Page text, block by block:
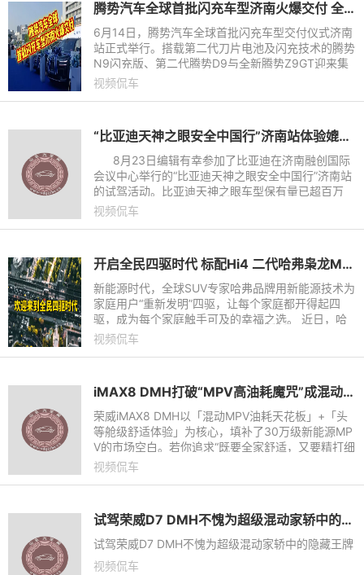
腾势汽车全球首批闪充车型济南火爆交付 全民闪充时代到来
6月14日，腾势汽车全球首批闪充车型交付仪式济南
站正式举行。搭载第二代刀片电池及闪充技术的腾势
N9闪充版、第二代腾势D9与全新腾势Z9GT迎来集
中交付。作为腾势汽车重要生产基地所在地，济南不
视频侃车
“比亚迪天神之眼安全中国行”济南站体验媲美L4级智能泊车
8月23日编辑有幸参加了比亚迪在济南融创国际
会议中心举行的“比亚迪天神之眼安全中国行”济南站
的试驾活动。比亚迪天神之眼车型保有量已超百万
台。这一里程碑背后，是真实路况数据积累的硬实力
视频侃车
开启全民四驱时代 标配Hi4 二代哈弗枭龙MAX上市，限时换新价11.68万元起
新能源时代，全球SUV专家哈弗品牌用新能源技术为
家庭用户“重新发明”四驱，让每个家庭都开得起四
驱，成为每个家庭触手可及的幸福之选。 近日，哈
弗品牌开启了“欢迎来到全民四驱时代”的宏大叙事，
视频侃车
iMAX8 DMH打破“MPV高油耗魔咒”成混动MPV新标杆
荣威iMAX8 DMH以「混动MPV油耗天花板」+「头
等舱级舒适体验」为核心，填补了30万级新能源MP
V的市场空白。若你追求“既要全家舒适，又要精打细
算”，这款车或许是打破“MPV高油耗魔咒”的最优
视频侃车
试驾荣威D7 DMH不愧为超级混动家轿中的隐藏王牌
试驾荣威D7 DMH不愧为超级混动家轿中的隐藏王牌
视频侃车